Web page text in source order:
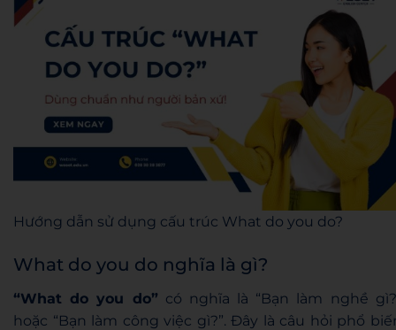
Hướng dẫn sử dụng cấu trúc What do you do?
What do you do nghĩa là gì?
“What do you do” có nghĩa là “Bạn làm nghề
hoặc “Bạn làm công việc gì?”. Đây là câu hỏi phổ